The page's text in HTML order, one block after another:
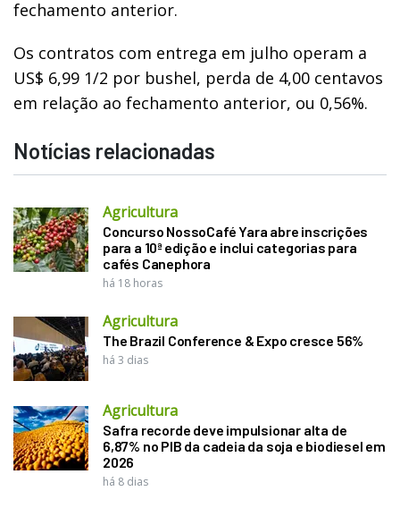
fechamento anterior.
Os contratos com entrega em julho operam a
US$ 6,99 1/2 por bushel, perda de 4,00 centavos
em relação ao fechamento anterior, ou 0,56%.
Notícias relacionadas
Agricultura
Concurso NossoCafé Yara abre inscrições
para a 10ª edição e inclui categorias para
cafés Canephora
há 18 horas
Agricultura
The Brazil Conference & Expo cresce 56%
há 3 dias
Agricultura
Safra recorde deve impulsionar alta de
6,87% no PIB da cadeia da soja e biodiesel em
2026
há 8 dias